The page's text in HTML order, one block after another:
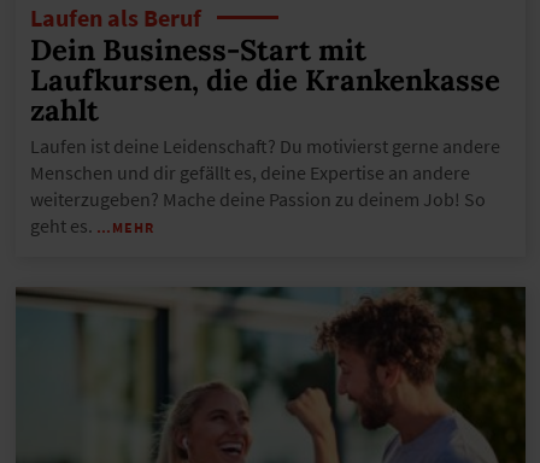
Laufen als Beruf
Dein Business-Start mit
Laufkursen, die die Krankenkasse
zahlt
Laufen ist deine Leidenschaft? Du motivierst gerne andere
Menschen und dir gefällt es, deine Expertise an andere
weiterzugeben? Mache deine Passion zu deinem Job! So
geht es. …MEHR